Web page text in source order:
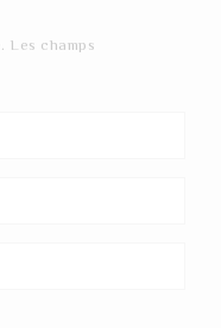
Les champs